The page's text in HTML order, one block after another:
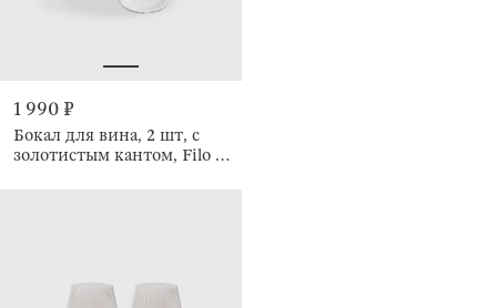
1 990 ₽
Бокал для вина, 2 шт, с
золотистым кантом, Filo R